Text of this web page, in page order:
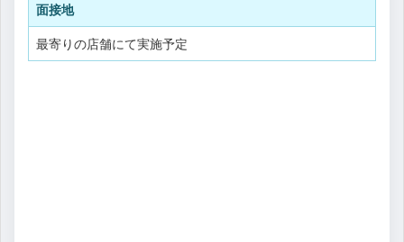
面接地
最寄りの店舗にて実施予定